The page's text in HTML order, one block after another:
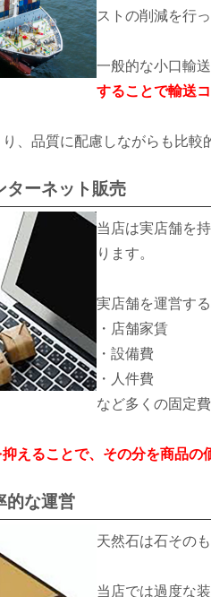
ストの削減を行
一般的な小口輸
することで輸送
、品質に配慮しながらも比
ターネット販売
当店は実店舗を
ります。
実店舗を運営す
・店舗家賃
・設備費
・人件費
など多くの固定
抑えることで、その分を商品の
的な運営
天然石は石その
当店では過度な